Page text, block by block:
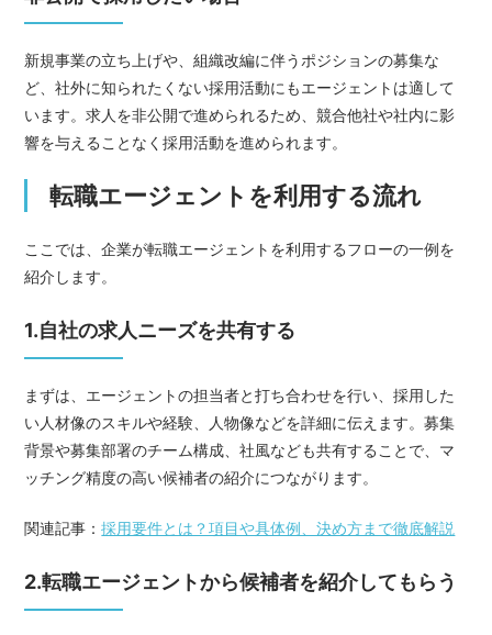
新規事業の立ち上げや、組織改編に伴うポジションの募集な
ど、社外に知られたくない採用活動にもエージェントは適して
います。求人を非公開で進められるため、競合他社や社内に影
響を与えることなく採用活動を進められます。
転職エージェントを利用する流れ
ここでは、企業が転職エージェントを利用するフローの一例を
紹介します。
1.自社の求人ニーズを共有する
まずは、エージェントの担当者と打ち合わせを行い、採用した
い人材像のスキルや経験、人物像などを詳細に伝えます。募集
背景や募集部署のチーム構成、社風なども共有することで、マ
ッチング精度の高い候補者の紹介につながります。
関連記事：採用要件とは？項目や具体例、決め方まで徹底解説
2.転職エージェントから候補者を紹介してもらう